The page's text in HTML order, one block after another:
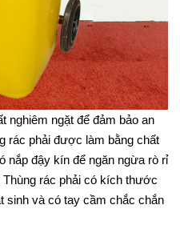
nghiêm ngặt để đảm bảo an
rác phải được làm bằng chất
nắp đậy kín để ngăn ngừa rò rỉ
Thùng rác phải có kích thước
sinh và có tay cầm chắc chắn